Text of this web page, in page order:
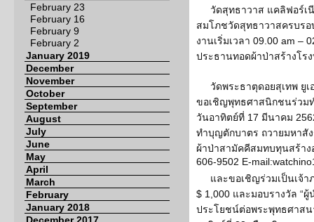
February 23
February 16
February 9
February 2
January 2019
December
November
October
September
August
July
June
May
April
March
February
January 2018
วัดสุทธาวาส แคลิฟอร์
สมโภชวัดสุทธาวาสครบร
งานเริ่มเวลา 09.00 am –
ประธานทอดผ้าป่าสร้างโร
วัดพระธาตุดอยสุเทพ ยู
ขอเชิญพุทธศาสนิกชนร่วม
วันอาทิตย์ที่ 17 มีนาคม
ทำบุญตักบาตร ถวายมหาสั
ผ้าป่าสามัคคีสมทบทุนสร้าง
606-9502 E-
และขอเชิญร่วมเป็นเจ้
$ 1,000 และมอบรางวัล
ประโยชน์ต่อพระพุทธศาส